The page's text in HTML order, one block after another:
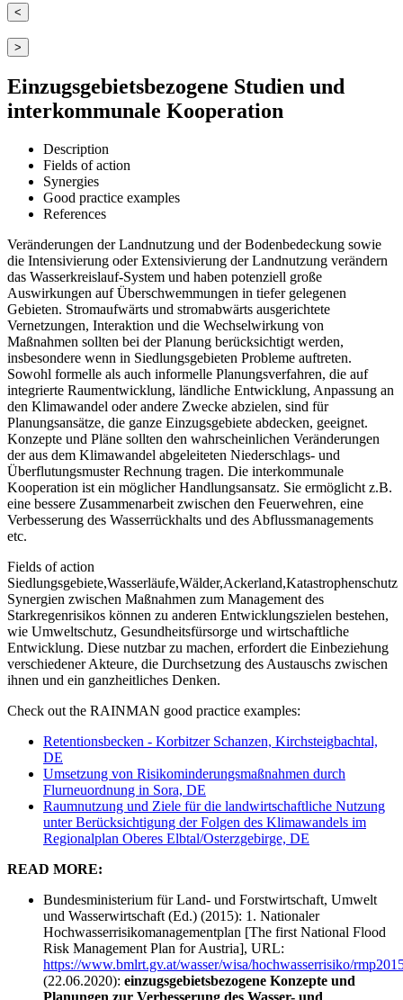
<
>
Einzugsgebietsbezogene Studien und
interkommunale Kooperation
Description
Fields of action
Synergies
Good practice examples
References
Veränderungen der Landnutzung und der Bodenbedeckung sowie
die Intensivierung oder Extensivierung der Landnutzung verändern
das Wasserkreislauf-System und haben potenziell große
Auswirkungen auf Überschwemmungen in tiefer gelegenen
Gebieten. Stromaufwärts und stromabwärts ausgerichtete
Vernetzungen, Interaktion und die Wechselwirkung von
Maßnahmen sollten bei der Planung berücksichtigt werden,
insbesondere wenn in Siedlungsgebieten Probleme auftreten.
Sowohl formelle als auch informelle Planungsverfahren, die auf
integrierte Raumentwicklung, ländliche Entwicklung, Anpassung an
den Klimawandel oder andere Zwecke abzielen, sind für
Planungsansätze, die ganze Einzugsgebiete abdecken, geeignet.
Konzepte und Pläne sollten den wahrscheinlichen Veränderungen
der aus dem Klimawandel abgeleiteten Niederschlags- und
Überflutungsmuster Rechnung tragen. Die interkommunale
Kooperation ist ein möglicher Handlungsansatz. Sie ermöglicht z.B.
eine bessere Zusammenarbeit zwischen den Feuerwehren, eine
Verbesserung des Wasserrückhalts und des Abflussmanagements
etc.
Fields of action
Siedlungsgebiete,Wasserläufe,Wälder,Ackerland,Katastrophenschutz
Synergien zwischen Maßnahmen zum Management des
Starkregenrisikos können zu anderen Entwicklungszielen bestehen,
wie Umweltschutz, Gesundheitsfürsorge und wirtschaftliche
Entwicklung. Diese nutzbar zu machen, erfordert die Einbeziehung
verschiedener Akteure, die Durchsetzung des Austauschs zwischen
ihnen und ein ganzheitliches Denken.
Check out the RAINMAN good practice examples:
Retentionsbecken - Korbitzer Schanzen, Kirchsteigbachtal,
DE
Umsetzung von Risikominderungsmaßnahmen durch
Flurneuordnung in Sora, DE
Raumnutzung und Ziele für die landwirtschaftliche Nutzung
unter Berücksichtigung der Folgen des Klimawandels im
Regionalplan Oberes Elbtal/Osterzgebirge, DE
READ MORE:
Bundesministerium für Land- und Forstwirtschaft, Umwelt
und Wasserwirtschaft (Ed.) (2015): 1. Nationaler
Hochwasserrisikomanagementplan [The first National Flood
Risk Management Plan for Austria], URL:
https://www.bmlrt.gv.at/wasser/wisa/hochwasserrisiko/
(22.06.2020): einzugsgebietsbezogene Konzepte und